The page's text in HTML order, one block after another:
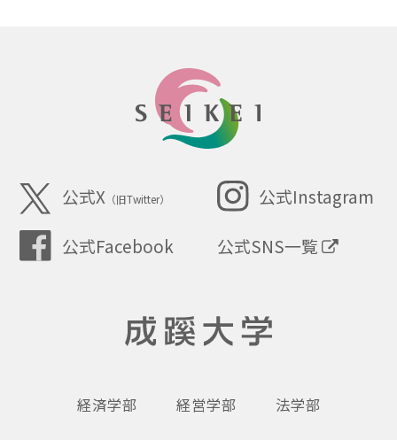
公式X （旧Twitter） 公式Instagram
公式Facebook 公式SNS一覧
経済学部 経営学部 法学部